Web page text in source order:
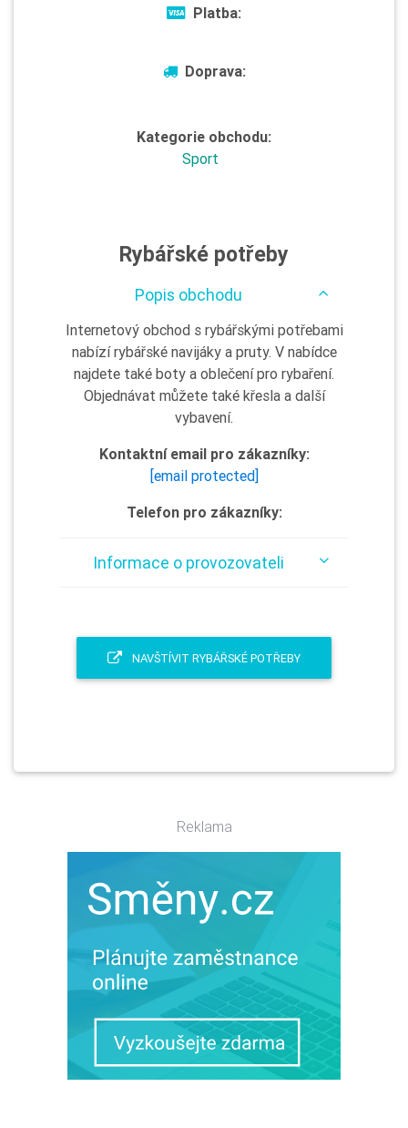
Platba:
Doprava:
Kategorie obchodu:
Sport
Rybářské potřeby
Popis obchodu
Internetový obchod s rybářskými potřebami
nabízí rybářské navijáky a pruty. V nabídce
najdete také boty a oblečení pro rybaření.
Objednávat můžete také křesla a další
vybavení.
Kontaktní email pro zákazníky:
[email protected]
Telefon pro zákazníky:
Informace o provozovateli
NAVŠTÍVIT RYBÁŘSKÉ POTŘEBY
Reklama